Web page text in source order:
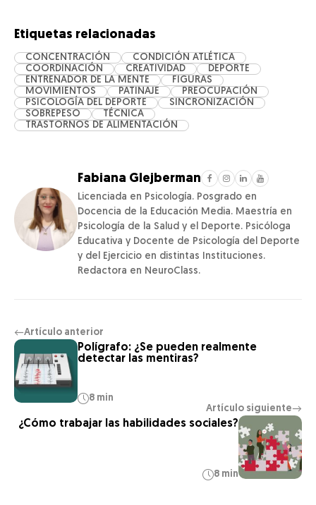
Etiquetas relacionadas
CONCENTRACIÓN
CONDICIÓN ATLÉTICA
COORDINACIÓN
CREATIVIDAD
DEPORTE
ENTRENADOR DE LA MENTE
FIGURAS
MOVIMIENTOS
PATINAJE
PREOCUPACIÓN
PSICOLOGÍA DEL DEPORTE
SINCRONIZACIÓN
SOBREPESO
TÉCNICA
TRASTORNOS DE ALIMENTACIÓN
Fabiana Glejberman
Licenciada en Psicología. Posgrado en
Docencia de la Educación Media. Maestría en
Psicología de la Salud y el Deporte. Psicóloga
Educativa y Docente de Psicología del Deporte
y del Ejercicio en distintas Instituciones.
Redactora en NeuroClass.
←Artículo anterior
Polígrafo: ¿Se pueden realmente
detectar las mentiras?
8 min
Artículo siguiente→
¿Cómo trabajar las habilidades sociales?
8 min